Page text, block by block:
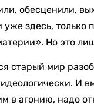
обесценили,
здесь, только
Но это
старый мир
И
в агонию, надо